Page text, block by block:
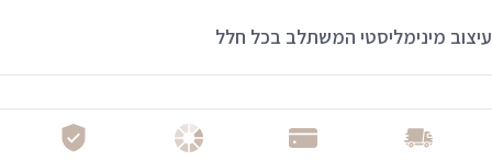
עיצוב מינימליסטי המשתלב בכל חלל